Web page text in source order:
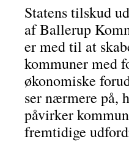
Statens tilskud
af Ballerup
er med til at
kommuner med
økonomiske
ser nærmere på,
påvirker
fremtidige